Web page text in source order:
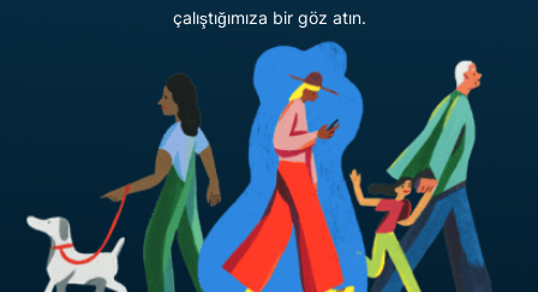
çalıştığımıza bir göz atın.